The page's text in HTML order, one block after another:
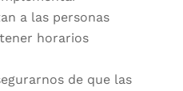
a las personas
horarios
de que las